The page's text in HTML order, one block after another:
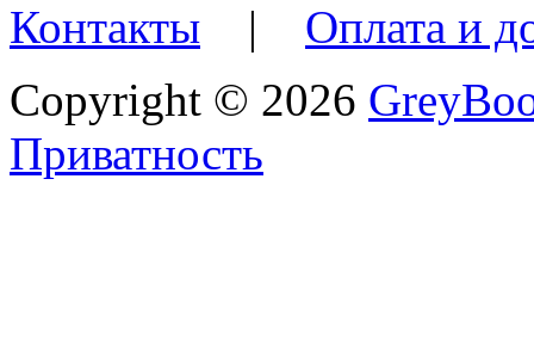
Контакты | Оплата и
Copyright © 2026
Приватность